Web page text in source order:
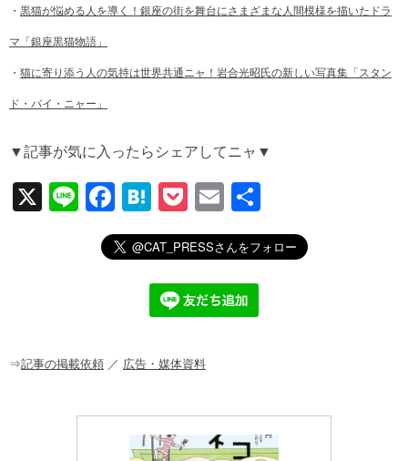
・ 黒猫が悩める人を導く！銀座の街を舞台にさまざまな人間模様を描いたドラ
マ「銀座黒猫物語」
・ 猫に寄り添う人の気持は世界共通ニャ！岩合光昭氏の新しい写真集「スタン
ド・バイ・ニャー」
▼記事が気に入ったらシェアしてニャ▼
X
Li
F
a
c
o
H
at
e
n
a
P
o
ck
et
E
m
ail
有
⇒記事の掲載依頼 ／ 広告・媒体資料